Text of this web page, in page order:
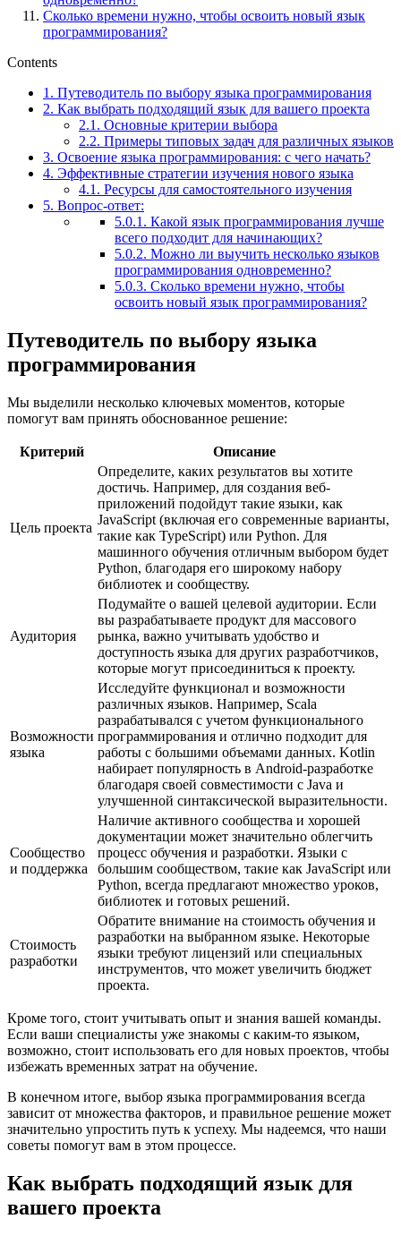
Сколько времени нужно, чтобы освоить новый язык
программирования?
Contents
1. Путеводитель по выбору языка программирования
2. Как выбрать подходящий язык для вашего проекта
2.1. Основные критерии выбора
2.2. Примеры типовых задач для различных языков
3. Освоение языка программирования: с чего начать?
4. Эффективные стратегии изучения нового языка
4.1. Ресурсы для самостоятельного изучения
5. Вопрос-ответ:
5.0.1. Какой язык программирования лучше
всего подходит для начинающих?
5.0.2. Можно ли выучить несколько языков
программирования одновременно?
5.0.3. Сколько времени нужно, чтобы
освоить новый язык программирования?
Путеводитель по выбору языка
программирования
Мы выделили несколько ключевых моментов, которые
помогут вам принять обоснованное решение:
Критерий Описание
Цель проекта
Определите, каких результатов вы хотите
достичь. Например, для создания веб-
приложений подойдут такие языки, как
JavaScript (включая его современные варианты,
такие как TypeScript) или Python. Для
машинного обучения отличным выбором будет
Python, благодаря его широкому набору
библиотек и сообществу.
Аудитория
Подумайте о вашей целевой аудитории. Если
вы разрабатываете продукт для массового
рынка, важно учитывать удобство и
доступность языка для других разработчиков,
которые могут присоединиться к проекту.
Возможности
языка
Исследуйте функционал и возможности
различных языков. Например, Scala
разрабатывался с учетом функционального
программирования и отлично подходит для
работы с большими объемами данных. Kotlin
набирает популярность в Android-разработке
благодаря своей совместимости с Java и
улучшенной синтаксической выразительности.
Сообщество
и поддержка
Наличие активного сообщества и хорошей
документации может значительно облегчить
процесс обучения и разработки. Языки с
большим сообществом, такие как JavaScript или
Python, всегда предлагают множество уроков,
библиотек и готовых решений.
Стоимость
разработки
Обратите внимание на стоимость обучения и
разработки на выбранном языке. Некоторые
языки требуют лицензий или специальных
инструментов, что может увеличить бюджет
проекта.
Кроме того, стоит учитывать опыт и знания вашей команды.
Если ваши специалисты уже знакомы с каким-то языком,
возможно, стоит использовать его для новых проектов, чтобы
избежать временных затрат на обучение.
В конечном итоге, выбор языка программирования всегда
зависит от множества факторов, и правильное решение может
значительно упростить путь к успеху. Мы надеемся, что наши
советы помогут вам в этом процессе.
Как выбрать подходящий язык для
вашего проекта